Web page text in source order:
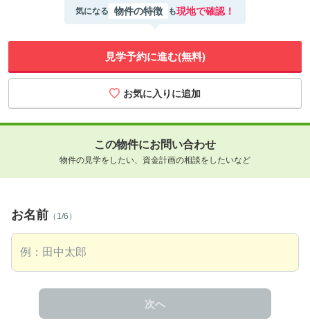
気になる 物件の特徴 も現地で確認！
見学予約に進む(無料)
この物件にお問い合わせ
物件の見学をしたい、資金計画の相談をしたいなど
お名前 （1/6）
次へ